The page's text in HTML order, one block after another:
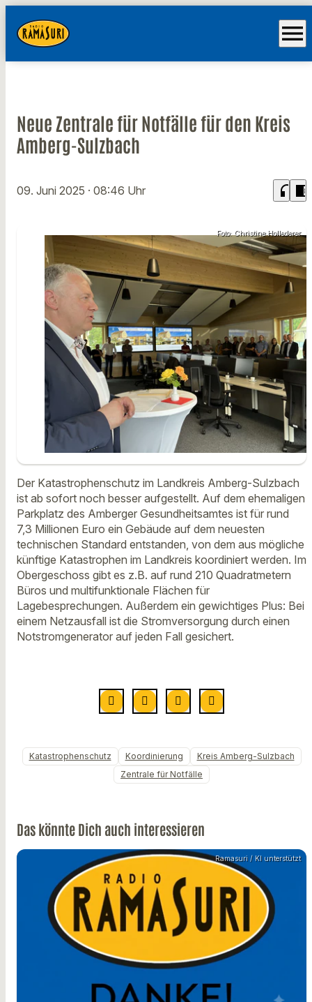
menu
Neue Zentrale für Notfälle für den Kreis
Amberg-Sulzbach
09. Juni 2025 · 08:46 Uhr headphones chrome_reader_mode
Foto: Christine Hollederer
Der Katastrophenschutz im Landkreis Amberg-Sulzbach
ist ab sofort noch besser aufgestellt. Auf dem ehemaligen
Parkplatz des Amberger Gesundheitsamtes ist für rund
7,3 Millionen Euro ein Gebäude auf dem neuesten
technischen Standard entstanden, von dem aus mögliche
künftige Katastrophen im Landkreis koordiniert werden. Im
Obergeschoss gibt es z.B. auf rund 210 Quadratmetern
Büros und multifunktionale Flächen für
Lagebesprechungen. Außerdem ein gewichtiges Plus: Bei
einem Netzausfall ist die Stromversorgung durch einen
Notstromgenerator auf jeden Fall gesichert.
Katastrophenschutz Koordinierung
Kreis Amberg-Sulzbach
Zentrale für Notfälle
Das könnte Dich auch interessieren
Ramasuri / KI unterstützt